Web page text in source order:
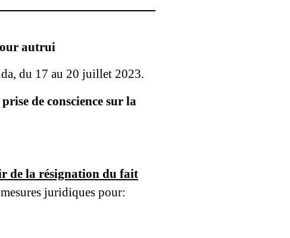
autrui
du 17 au 20 juillet 2023.
de conscience sur la
de la résignation du fait
juridiques pour: